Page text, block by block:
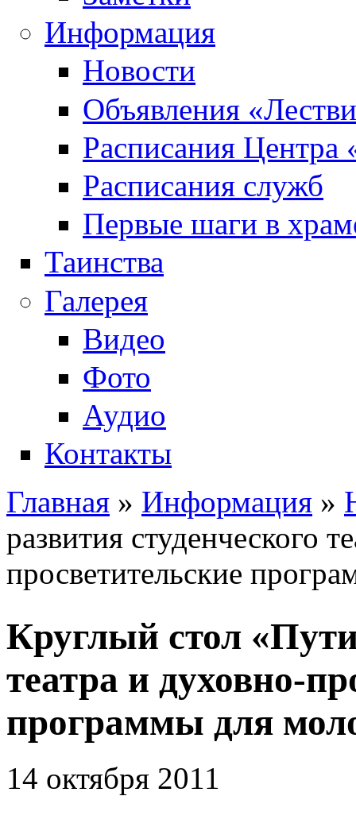
Информация
Новости
Объявления
Расписания Центра
Расписания служб
Первые шаги в
Таинства
Галерея
Видео
Фото
Аудио
Контакты
Вы здесь
Главная » Информация »
развития студенческого
просветительские
Круглый стол «Пути
театра и духовно-
программы для
14 октября 2011